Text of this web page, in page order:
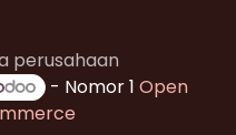
perusahaan
- Nomor 1 Open